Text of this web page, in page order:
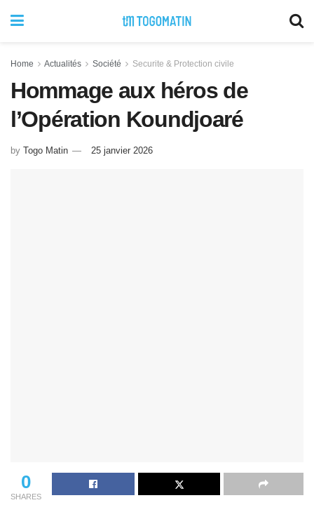
Home Actualités Société Securite & Protection civile
Hommage aux héros de
l’Opération Koundjoaré
by Togo Matin 25 janvier 2026
0
SHARES